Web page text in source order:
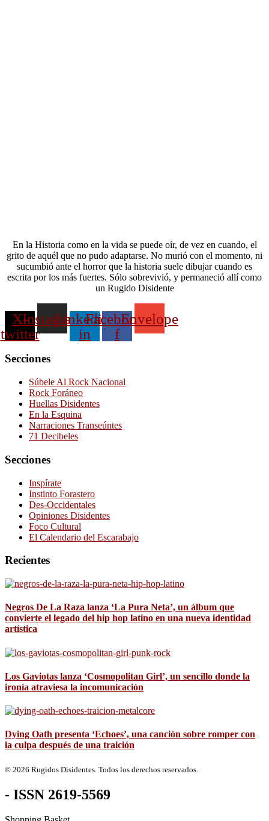
En la Historia como en la vida se puede oír, de vez en cuando, el
grito de aquél que no pudo adaptarse. No murió con el momento, ni
sucumbió ante el horror que la historia suele dibujar cuando es
escrita por los más fuertes. Sólo sobrevivió, y permaneció allí como
un Rugido Disidente
X-
twitter
InstagramLinkedin-
in
Facebook-
f
Envelope
Secciones
Súbele Al Rock Nacional
Rock Foráneo
Huellas Disidentes
En la Esquina
Narraciones Transeúntes
71 Decibeles
Secciones
Inspírate
Instinto Forastero
Des-Occidentales
Opiniones Disidentes
Foco Cultural
El Calendario del Escarabajo
Recientes
Negros De La Raza lanza ‘La Pura Neta’, un álbum que
convierte el legado del hip hop latino en una nueva identidad
artística
Los Gaviotas lanza ‘Cosmopolitan Girl’, un sencillo donde la
ironía atraviesa la incomunicación
Dying Oath presenta ‘Echoes’, una canción sobre romper con
la culpa después de una traición
© 2026 Rugidos Disidentes. Todos los derechos reservados.
- ISSN 2619-5569